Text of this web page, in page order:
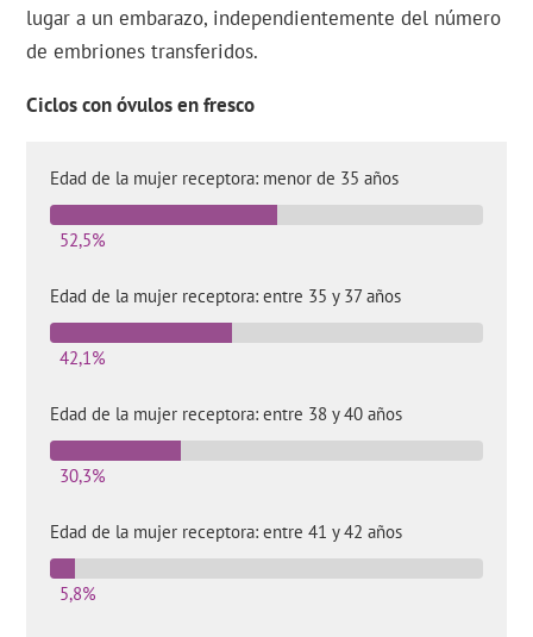
lugar a un embarazo, independientemente del número
de embriones transferidos.
Ciclos con óvulos en fresco
Edad de la mujer receptora: menor de 35 años
52,5%
Edad de la mujer receptora: entre 35 y 37 años
42,1%
Edad de la mujer receptora: entre 38 y 40 años
30,3%
Edad de la mujer receptora: entre 41 y 42 años
5,8%